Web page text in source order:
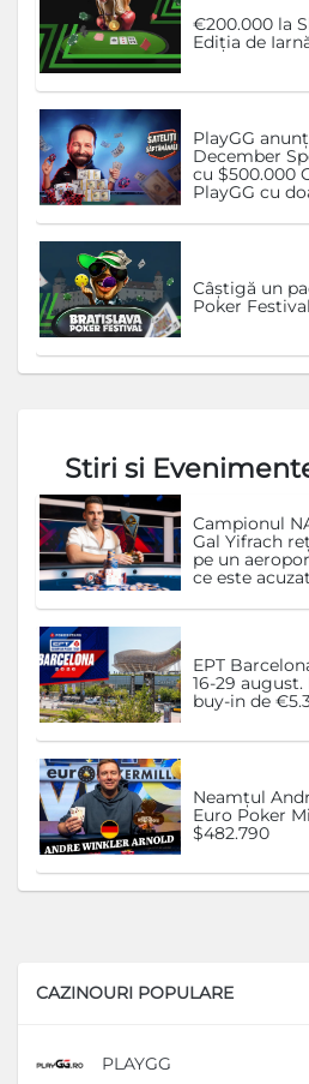
€200.000 la
Ediția de
PlayGG
December
cu $500.000
PlayGG cu
Câștigă un
Poker
Stiri si
Campionul
Gal Yifrach
pe un
ce este acuzat
EPT
16-29
buy-in de
Neamțul
Euro Poker
$482.790
CAZINOURI POPULARE
PLAYGG